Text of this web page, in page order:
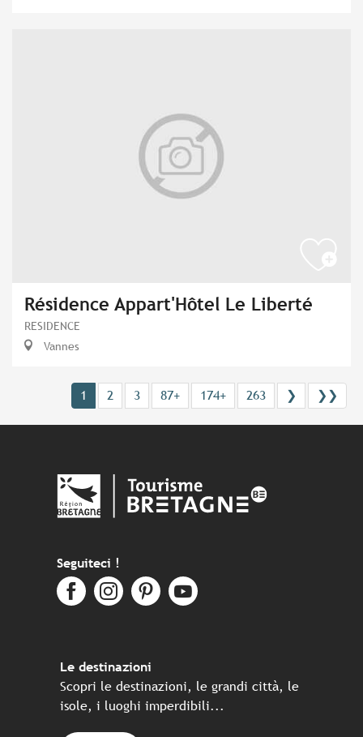
Résidence Appart'Hôtel Le Liberté
RESIDENCE
Vannes
1 2 3 87+ 174+ 263 ❯ ❯❯
Seguiteci !
Le destinazioni
Scopri le destinazioni, le grandi città, le
isole, i luoghi imperdibili...